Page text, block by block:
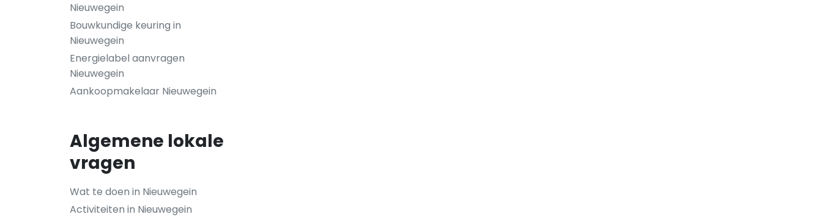
Nieuwegein
Bouwkundige keuring in
Nieuwegein
Energielabel aanvragen
Nieuwegein
Aankoopmakelaar Nieuwegein
Algemene lokale
vragen
Wat te doen in Nieuwegein
Activiteiten in Nieuwegein